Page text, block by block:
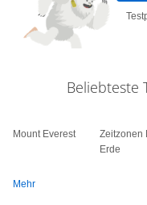
Beliebteste
Mount Everest
Zeitzonen
Erde
Mehr